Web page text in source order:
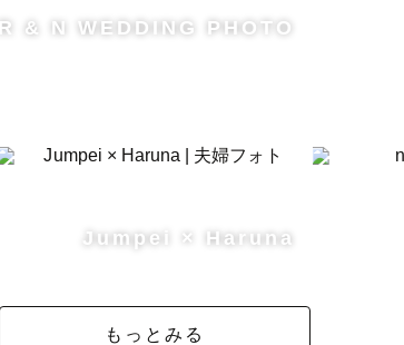
R & N WEDDING PHOTO
Jumpei × Haruna
もっとみる